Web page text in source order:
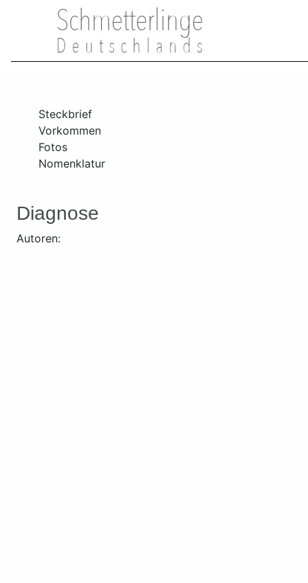
Steckbrief
Vorkommen
Fotos
Nomenklatur
Diagnose
Autoren: